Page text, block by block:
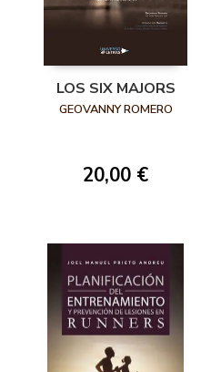
LOS SIX MAJORS
GEOVANNY ROMERO
20,00 €